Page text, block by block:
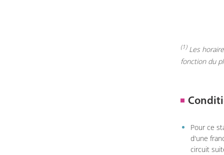
(1)Les
fonction du
Pour ce
d'une
circuit